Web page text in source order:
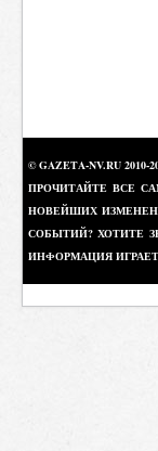
© GAZETA-NV.RU
ПРОЧИТАЙТЕ ВСЕ
НОВЕЙШИХ
СОБЫТИЙ? ХОТИТЕ
ИНФОРМАЦИЯ